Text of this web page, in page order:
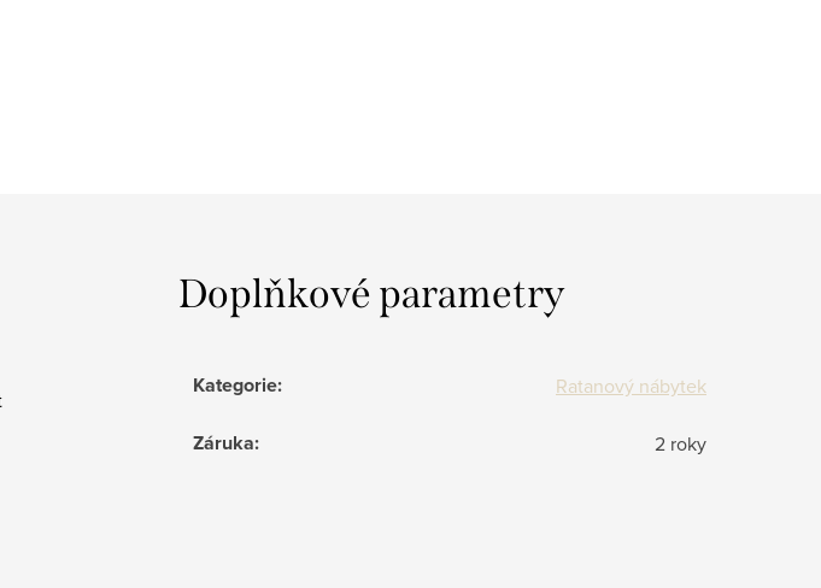
Doplňkové parametry
Kategorie: Ratanový nábytek
Záruka: 2 roky